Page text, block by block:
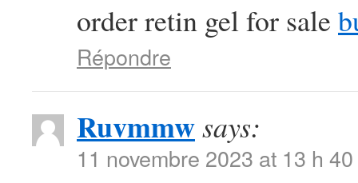
order retin gel for sale
Répondre
Ruvmmwsays:
11 novembre 2023 at 13 h